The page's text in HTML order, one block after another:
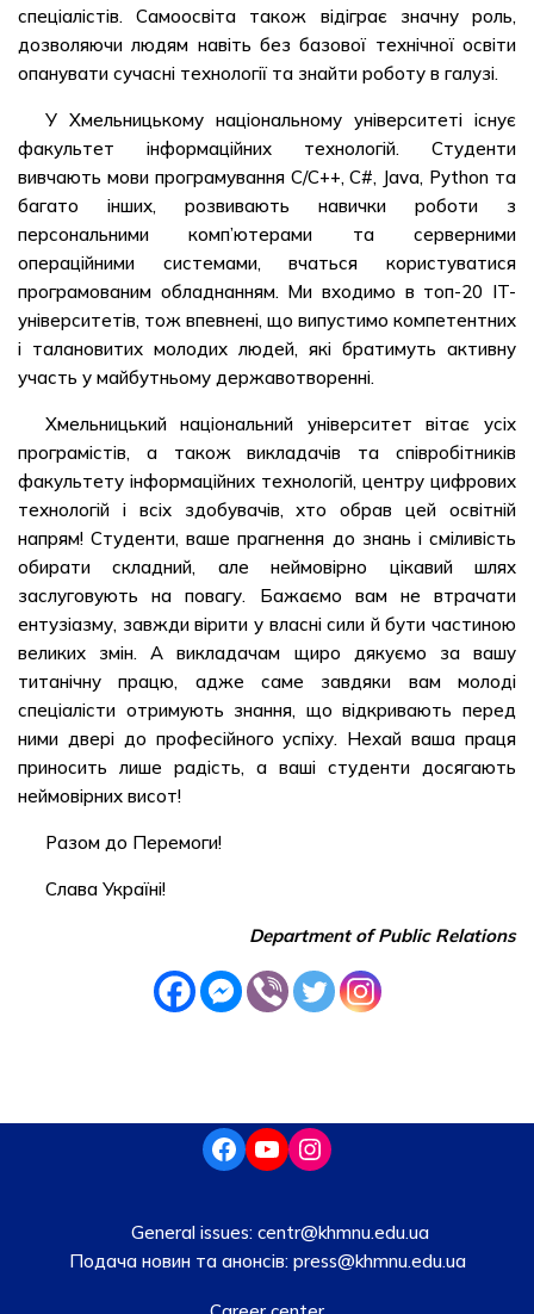
спеціалістів. Самоосвіта також відіграє значну роль,
дозволяючи людям навіть без базової технічної освіти
опанувати сучасні технології та знайти роботу в галузі.
У Хмельницькому національному університеті існує
факультет інформаційних технологій. Студенти
вивчають мови програмування C/C++, C#, Java, Python та
багато інших, розвивають навички роботи з
персональними комп’ютерами та серверними
операційними системами, вчаться користуватися
програмованим обладнанням. Ми входимо в топ-20 IT-
університетів, тож впевнені, що випустимо компетентних
і талановитих молодих людей, які братимуть активну
участь у майбутньому державотворенні.
Хмельницький національний університет вітає усіх
програмістів, а також викладачів та співробітників
факультету інформаційних технологій, центру цифрових
технологій і всіх здобувачів, хто обрав цей освітній
напрям! Студенти, ваше прагнення до знань і сміливість
обирати складний, але неймовірно цікавий шлях
заслуговують на повагу. Бажаємо вам не втрачати
ентузіазму, завжди вірити у власні сили й бути частиною
великих змін. А викладачам щиро дякуємо за вашу
титанічну працю, адже саме завдяки вам молоді
спеціалісти отримують знання, що відкривають перед
ними двері до професійного успіху. Нехай ваша праця
приносить лише радість, а ваші студенти досягають
неймовірних висот!
Разом до Перемоги!
Слава Україні!
Department of Public Relations
General issues: centr@khmnu.edu.ua
Подача новин та анонсів:press@khmnu.edu.ua